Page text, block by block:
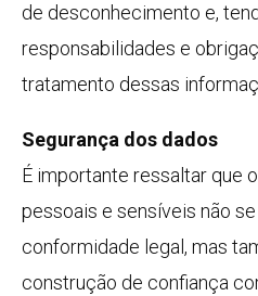
de desconhecimento e,
responsabilidades e
tratamento dessas
Segurança dos dados
É importante ressaltar que
pessoais e sensíveis não
conformidade legal, mas
construção de confiança